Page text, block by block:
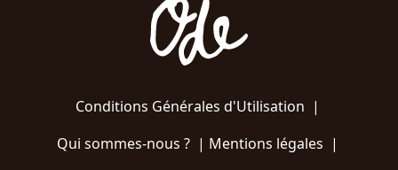
Conditions Générales d'Utilisation |
Qui sommes-nous ?| Mentions légales |